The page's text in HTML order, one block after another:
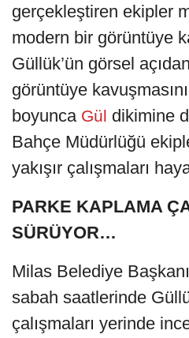
gerçekleştiren ekipler
modern bir görüntüye
Güllük’ün görsel
görüntüye
boyunca Gül dikimine
Bahçe Müdürlüğü
yakışır çalışmaları
PARKE KAPLAMA
SÜRÜYOR…
Milas Belediye
sabah saatlerinde
çalışmaları yerinde